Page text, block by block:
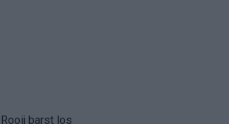
barst los